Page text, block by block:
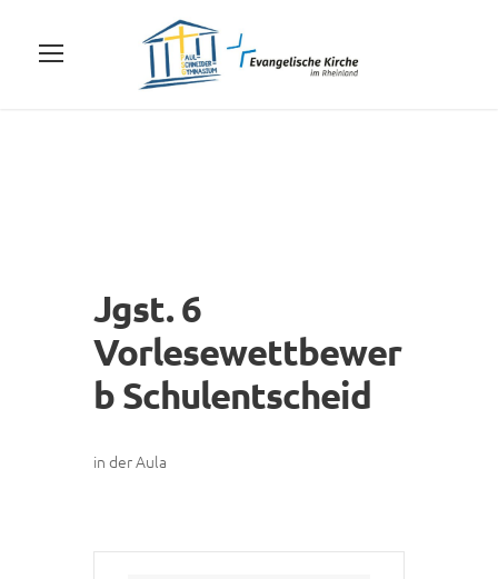
Jgst. 6
Vorlesewettbewer
b Schulentscheid
in der Aula